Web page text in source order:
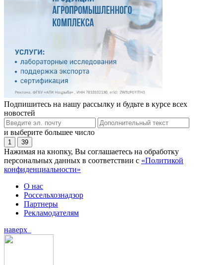
Подпишитесь на нашу рассылку и будьте в курсе всех
новостей
и выберите большее число
1 39
Нажимая на кнопку, Вы соглашаетесь на обработку
персональных данных в соответствии с «Политикой
конфиденциальности»
О нас
Россельхознадзор
Партнеры
Рекламодателям
наверх